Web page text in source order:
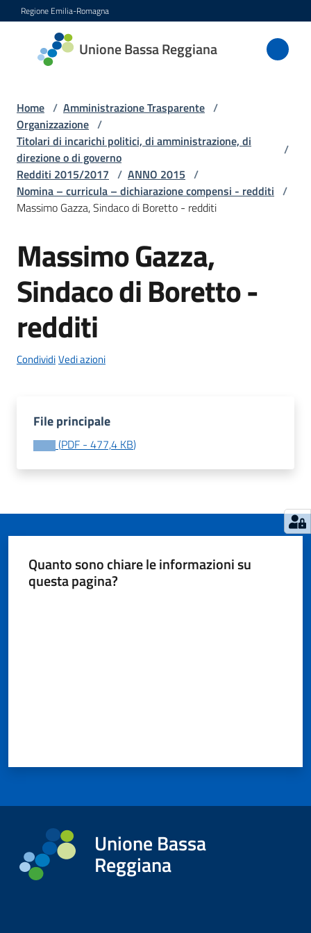
Vai al contenuto
Vai alla navigazione
Vai al footer
Regione Emilia-Romagna
Unione Bassa Reggiana
Unione
Bassa
Amministrazione
Menu selezionato
Novità
Vivere
l'Unione
Tutti
Home / Amministrazione Trasparente /
Organizzazione /
Titolari di incarichi politici, di amministrazione, di
direzione o di governo
/
Redditi 2015/2017 / ANNO 2015 /
Nomina – curricula – dichiarazione compensi - redditi /
Massimo Gazza, Sindaco di Boretto - redditi
Massimo Gazza,
Sindaco di Boretto -
redditi
CondividiVedi azioni
File principale
(PDF - 477,4 KB)
Quanto sono chiare le informazioni su
questa pagina?
Unione Bassa
Reggiana